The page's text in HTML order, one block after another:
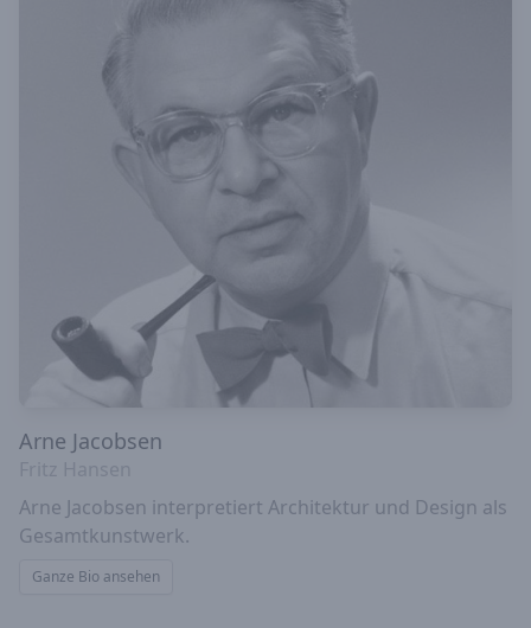
Arne Jacobsen
Arne Jacobsen interpretiert Architektur und Design als
Gesamtkunstwerk.
Ganze Bio ansehen